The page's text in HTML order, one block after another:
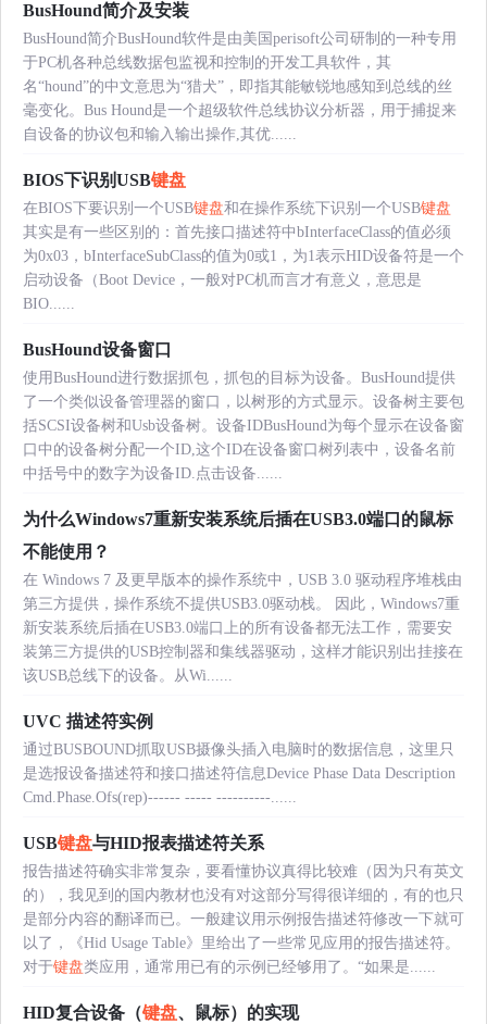
BusHound简介及安装
BusHound简介BusHound软件是由美国perisoft公司研制的一种专用
于PC机各种总线数据包监视和控制的开发工具软件，其
名“hound”的中文意思为“猎犬”，即指其能敏锐地感知到总线的丝
毫变化。Bus Hound是一个超级软件总线协议分析器，用于捕捉来
自设备的协议包和输入输出操作,其优......
BIOS下识别USB键盘
在BIOS下要识别一个USB键盘和在操作系统下识别一个USB键盘
其实是有一些区别的：首先接口描述符中bInterfaceClass的值必须
为0x03，bInterfaceSubClass的值为0或1，为1表示HID设备符是一个
启动设备（Boot Device，一般对PC机而言才有意义，意思是
BIO......
BusHound设备窗口
使用BusHound进行数据抓包，抓包的目标为设备。BusHound提供
了一个类似设备管理器的窗口，以树形的方式显示。设备树主要包
括SCSI设备树和Usb设备树。设备IDBusHound为每个显示在设备窗
口中的设备树分配一个ID,这个ID在设备窗口树列表中，设备名前
中括号中的数字为设备ID.点击设备......
为什么Windows7重新安装系统后插在USB3.0端口的鼠标
不能使用？
在 Windows 7 及更早版本的操作系统中，USB 3.0 驱动程序堆栈由
第三方提供，操作系统不提供USB3.0驱动栈。 因此，Windows7重
新安装系统后插在USB3.0端口上的所有设备都无法工作，需要安
装第三方提供的USB控制器和集线器驱动，这样才能识别出挂接在
该USB总线下的设备。从Wi......
UVC 描述符实例
通过BUSBOUND抓取USB摄像头插入电脑时的数据信息，这里只
是选报设备描述符和接口描述符信息Device Phase Data Description
Cmd.Phase.Ofs(rep)------ ----- ----------......
USB键盘与HID报表描述符关系
报告描述符确实非常复杂，要看懂协议真得比较难（因为只有英文
的），我见到的国内教材也没有对这部分写得很详细的，有的也只
是部分内容的翻译而已。一般建议用示例报告描述符修改一下就可
以了，《Hid Usage Table》里给出了一些常见应用的报告描述符。
对于键盘类应用，通常用已有的示例已经够用了。“如果是......
HID复合设备（键盘、鼠标）的实现